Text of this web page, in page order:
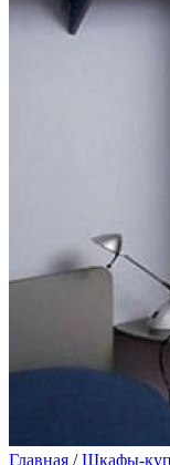
Главная /Шкафы-